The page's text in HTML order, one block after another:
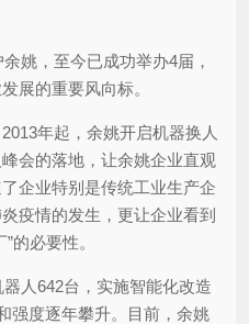
姚，至今已成功举办4届，
展的重要风向标。
年起，余姚开启机器换人
会的落地，让余姚企业直观
企业特别是传统工业生产企
疫情的发生，更让企业看到
的必要性。
人642台，实施智能化改造
强度逐年攀升。目前，余姚